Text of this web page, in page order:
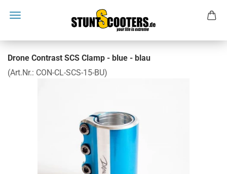
Drone Contrast SCS Clamp - blue - blau
(Art.Nr.: CON-CL-SCS-15-BU)